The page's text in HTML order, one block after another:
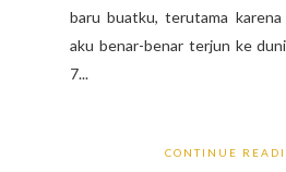
baru buatku, terutama
aku benar-benar terjun ke
7...
CONTINUE